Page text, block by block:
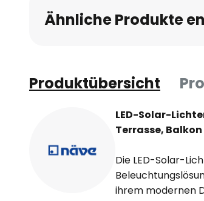
Bildgalerie
springen
Ähnliche Produkte
Produktübersicht
LED-Solar-
Terrasse,
Die LED-Solar-
ihrem modernen